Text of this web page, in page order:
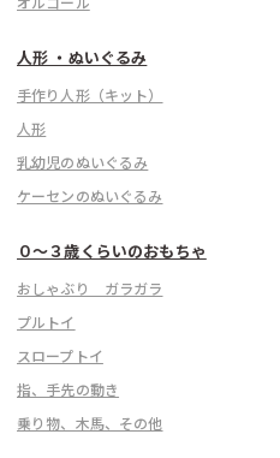
人形 ・ぬいぐるみ
手作り人形（キット）
人形
乳幼児のぬいぐるみ
ケーセンのぬいぐるみ
０〜３歳くらいのおもちゃ
おしゃぶり ガラガラ
プルトイ
スロープトイ
指、手先の動き
乗り物、木馬、その他